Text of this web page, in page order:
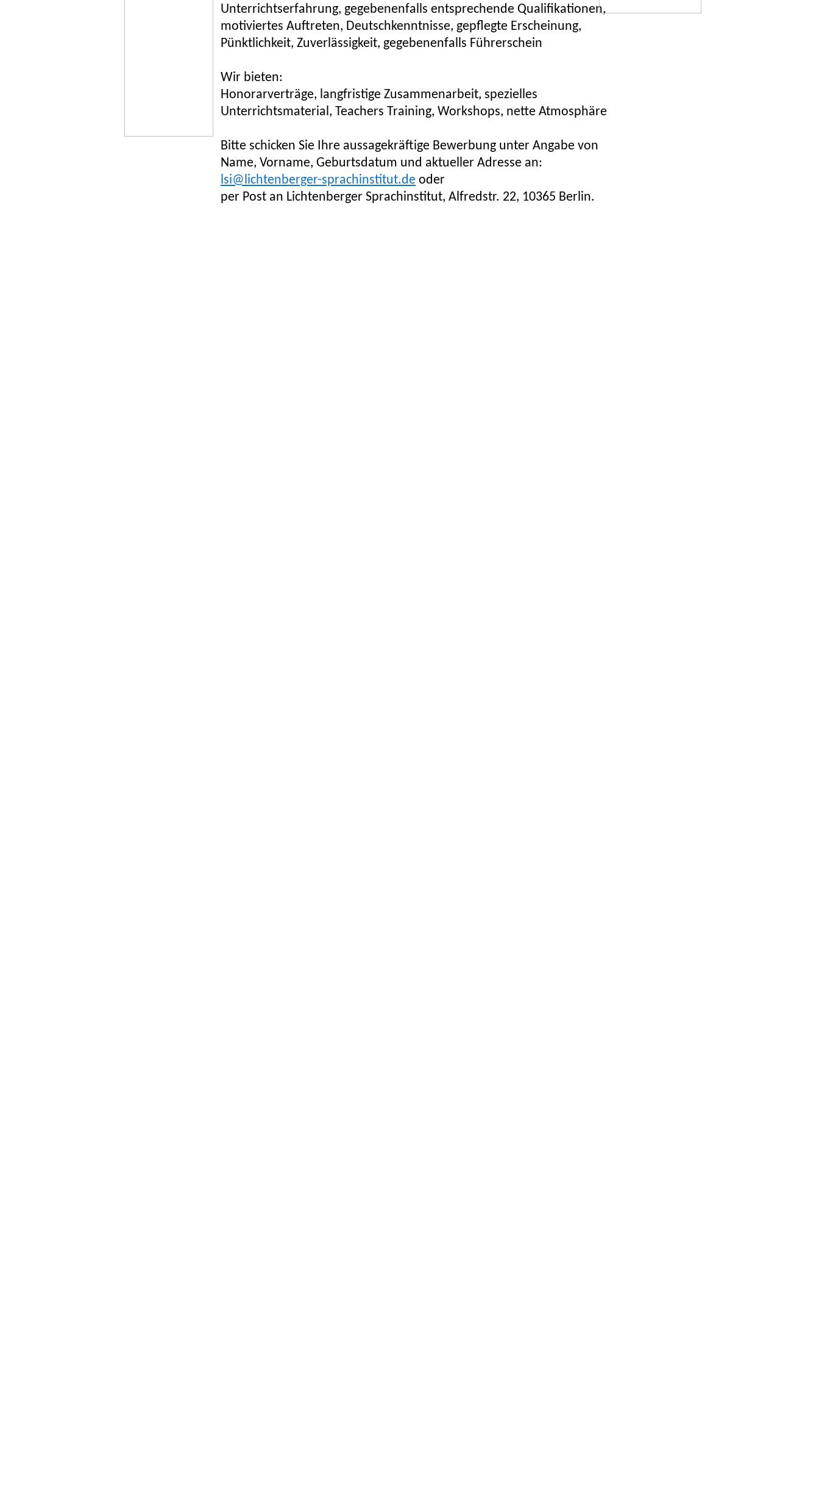
Unterrichtserfahrung, gegebenenfalls entsprechende Qualifikationen,
motiviertes Auftreten, Deutschkenntnisse, gepflegte Erscheinung,
Pünktlichkeit, Zuverlässigkeit, gegebenenfalls Führerschein
Wir bieten:
Honorarverträge, langfristige Zusammenarbeit, spezielles
Unterrichtsmaterial, Teachers Training, Workshops, nette Atmosphäre
Bitte schicken Sie Ihre aussagekräftige Bewerbung unter Angabe von
Name, Vorname, Geburtsdatum und aktueller Adresse an:
lsi@lichtenberger-sprachinstitut.de oder
per Post an Lichtenberger Sprachinstitut, Alfredstr. 22, 10365 Berlin.